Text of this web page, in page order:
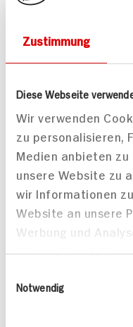
Zustimmung
Diese Webseite
Wir verwenden
zu personalisieren,
Medien anbieten
unsere Website zu
wir Informationen
Website an unsere
Werbung und
führen diese
bereitgestellt haben
Notwendig
Maultaschenpfanne
Tomaten
25 min
407 kcal p. Portion
Leicht
Vegan